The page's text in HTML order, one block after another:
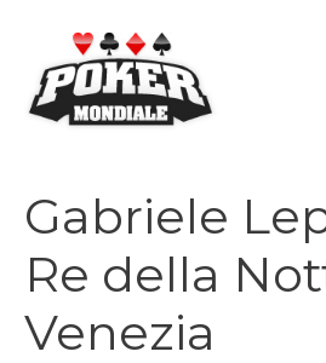
contenuto
Gabriele
Re della
Venezia